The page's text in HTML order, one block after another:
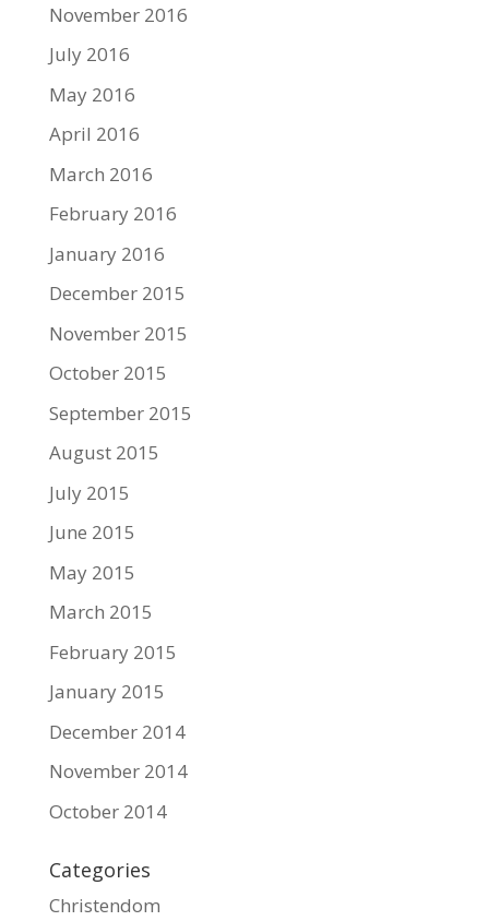
November 2016
July 2016
May 2016
April 2016
March 2016
February 2016
January 2016
December 2015
November 2015
October 2015
September 2015
August 2015
July 2015
June 2015
May 2015
March 2015
February 2015
January 2015
December 2014
November 2014
October 2014
Categories
Christendom